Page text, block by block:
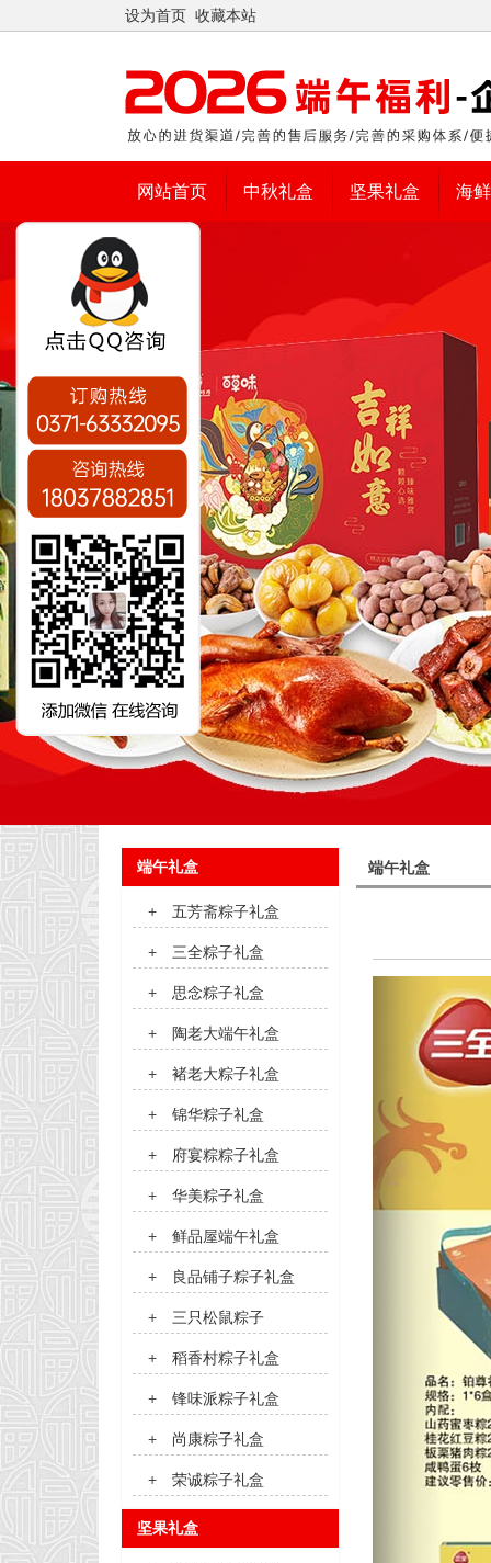
设为首页 收藏本站
网站首页 中秋礼盒 坚果礼盒 海
端午礼盒
端午礼盒
+ 五芳斋粽子礼盒
+ 三全粽子礼盒
+ 思念粽子礼盒
+ 陶老大端午礼盒
+ 褚老大粽子礼盒
+ 锦华粽子礼盒
+ 府宴粽粽子礼盒
+ 华美粽子礼盒
+ 鲜品屋端午礼盒
+ 良品铺子粽子礼盒
+ 三只松鼠粽子
+ 稻香村粽子礼盒
+ 锋味派粽子礼盒
+ 尚康粽子礼盒
+ 荣诚粽子礼盒
坚果礼盒